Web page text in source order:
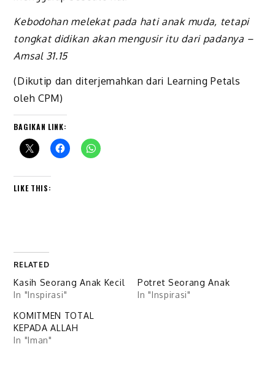
Kebodohan melekat pada hati anak muda, tetapi
tongkat didikan akan mengusir itu dari padanya –
Amsal 31.15
(Dikutip dan diterjemahkan dari Learning Petals
oleh CPM)
BAGIKAN LINK:
LIKE THIS:
RELATED
Kasih Seorang Anak Kecil
In "Inspirasi"
Potret Seorang Anak
In "Inspirasi"
KOMITMEN TOTAL
KEPADA ALLAH
In "Iman"